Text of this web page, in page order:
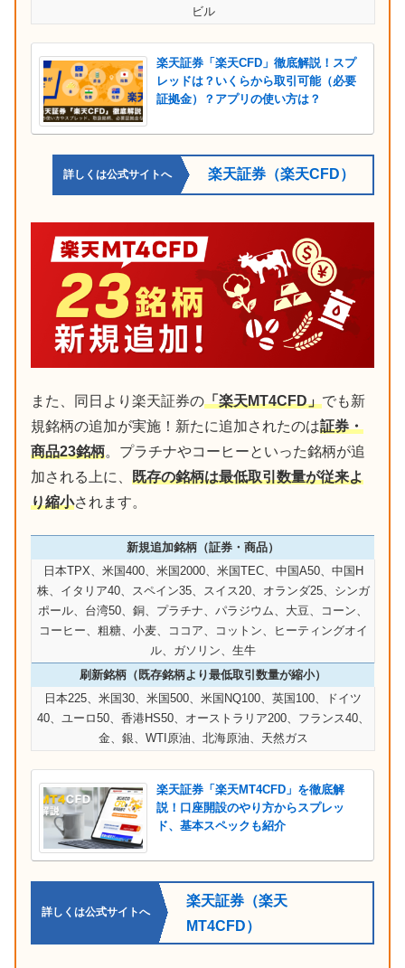
ビル
楽天証券「楽天CFD」徹底解説！スプ
レッドは？いくらから取引可能（必要
証拠金）？アプリの使い方は？
詳しくは公式サイトへ 楽天証券（楽天CFD）
また、同日より楽天証券の「楽天MT4CFD」でも新
規銘柄の追加が実施！新たに追加されたのは証券・
商品23銘柄。プラチナやコーヒーといった銘柄が追
加される上に、 既存の銘柄は最低取引数量が従来よ
り縮小されます。
新規追加銘柄（証券・商品）
日本TPX、米国400、米国2000、米国TEC、中国A50、中国H
株、イタリア40、スペイン35、スイス20、オランダ25、シンガ
ポール、台湾50、銅、プラチナ、パラジウム、大豆、コーン、
コーヒー、粗糖、小麦、ココア、コットン、ヒーティングオイ
ル、ガソリン、生牛
刷新銘柄（既存銘柄より最低取引数量が縮小）
日本225、米国30、米国500、米国NQ100、英国100、ドイツ
40、ユーロ50、香港HS50、オーストラリア200、フランス40、
金、銀、WTI原油、北海原油、天然ガス
楽天証券「楽天MT4CFD」を徹底解
説！口座開設のやり方からスプレッ
ド、基本スペックも紹介
詳しくは公式サイトへ
楽天証券（楽天
MT4CFD）